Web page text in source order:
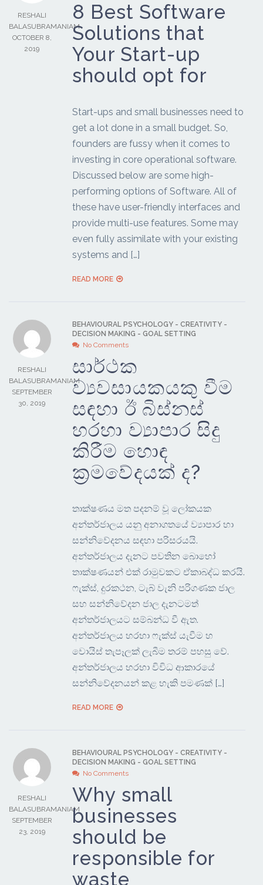
RESHALI
BALASUBRAMANIAM
OCTOBER 8,
2019
8 Best Software
Solutions that
Your Start-up
should opt for
Start-ups and small businesses need to
get a lot done in a small budget. So,
founders are fussy when it comes to
investing in core operational software.
Discussed below are some high-
performing options of Software. All of
these have user-friendly interfaces and
provide multi-use features. Some may
even fully assimilate with your existing
systems and […]
READ MORE
RESHALI
BALASUBRAMANIAM
SEPTEMBER
30, 2019
BEHAVIOURAL PSYCHOLOGY -CREATIVITY -
DECISION MAKING -GOAL SETTING
No Comments
සාර්ථක
ව්‍යවසායකයකු වීම
සඳහා ඊ බිස්නස්
හරහා ව්‍යාපාර සිදු
කිරීම හොඳ
ක්‍රමවේදයක් ද?
තාක්ෂණය මත පදනම් වූ ලෝකයක
අන්තර්ජාලය යනු අනාගතයේ ව්‍යාපාර හා
සන්නිවේදනය සඳහා පරිසරයයි.
අන්තර්ජාලය දැනට පවතින බොහෝ
තාක්ෂණයන් එක් රාමුවකට ඒකාබද්ධ කරයි.
ෆැක්ස්, දුරකථන, ටැබ් වැනි පරිගණක ජාල
සහ සන්නිවේදන ජාල දැනටමත්
අන්තර්ජාලයට සම්බන්ධ වී ඇත.
අන්තර්ජාලය හරහා ෆැක්ස් යැවීම හ
වොයිස් තැපෑලක් ලැබීම තරම් පහසු වේ.
අන්තර්ජාලය හරහා විවිධ ආකාරයේ
සන්නිවේදනයන් කළ හැකි පමණක් […]
READ MORE
RESHALI
BALASUBRAMANIAM
SEPTEMBER
23, 2019
BEHAVIOURAL PSYCHOLOGY -CREATIVITY -
DECISION MAKING -GOAL SETTING
No Comments
Why small
businesses
should be
responsible for
waste